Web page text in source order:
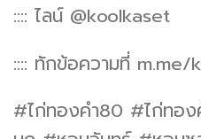
:::: ไลน์ @koolkaset
:::: ทักข้อความที่
#ไก่ทองคำ80 #ไก่ทอง